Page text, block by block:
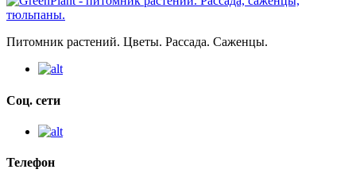
Питомник растений. Цветы. Рассада. Саженцы.
Соц. сети
Телефон